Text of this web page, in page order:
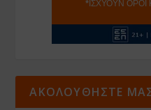
ΑΚΟΛΟΥΘΗΣΤΕ